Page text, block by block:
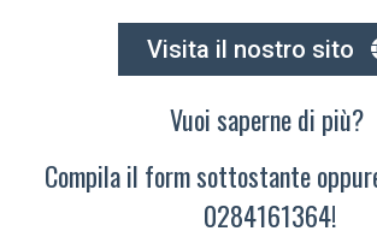
Visita il nostro sito
Vuoi saperne di più?
Compila il form sottostante
0284161364!